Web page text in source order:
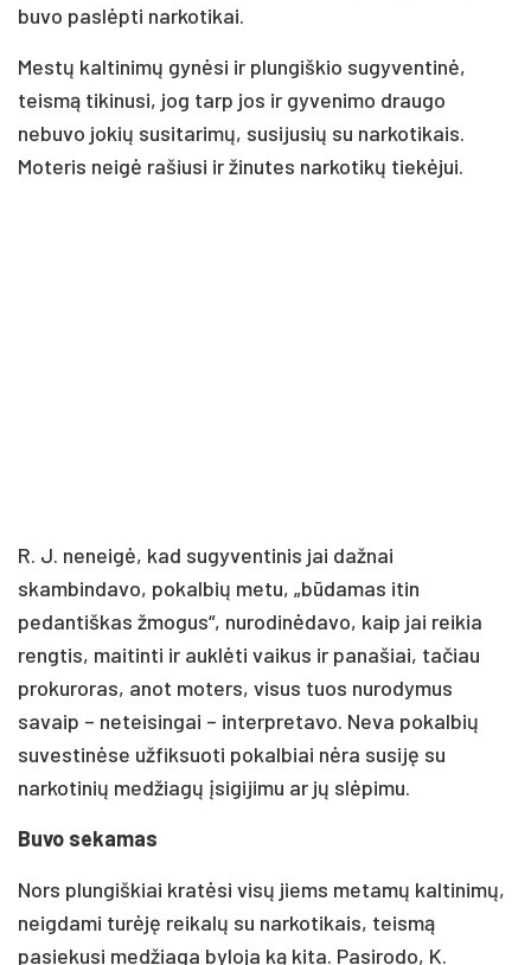
buvo paslėpti narkotikai.
Mestų kaltinimų gynėsi ir plungiškio sugyventinė,
teismą tikinusi, jog tarp jos ir gyvenimo draugo
nebuvo jokių susitarimų, susijusių su narkotikais.
Moteris neigė rašiusi ir žinutes narkotikų tiekėjui.
R. J. neneigė, kad sugyventinis jai dažnai
skambindavo, pokalbių metu, „būdamas itin
pedantiškas žmogus“, nurodinėdavo, kaip jai reikia
rengtis, maitinti ir auklėti vaikus ir panašiai, tačiau
prokuroras, anot moters, visus tuos nurodymus
savaip – neteisingai – interpretavo. Neva pokalbių
suvestinėse užfiksuoti pokalbiai nėra susiję su
narkotinių medžiagų įsigijimu ar jų slėpimu.
Buvo sekamas
Nors plungiškiai kratėsi visų jiems metamų kaltinimų,
neigdami turėję reikalų su narkotikais, teismą
pasiekusi medžiaga byloja ką kita. Pasirodo, K.